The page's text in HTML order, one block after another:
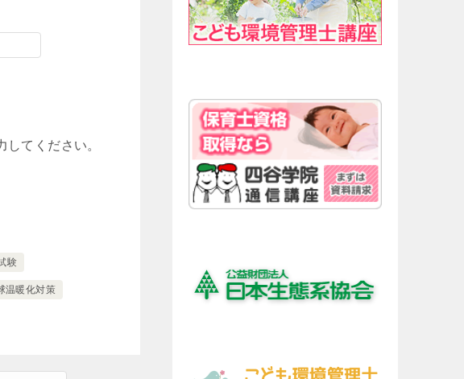
てください。
験
温暖化対策